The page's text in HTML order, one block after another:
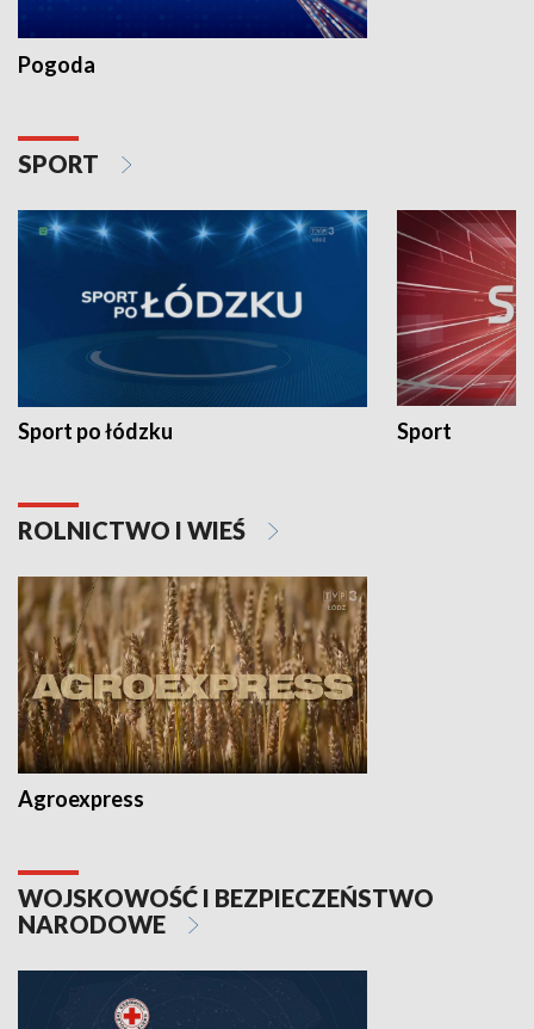
Pogoda
SPORT
Sport po łódzku Sport
ROLNICTWO I WIEŚ
Agroexpress
WOJSKOWOŚĆ I BEZPIECZEŃSTWO
NARODOWE